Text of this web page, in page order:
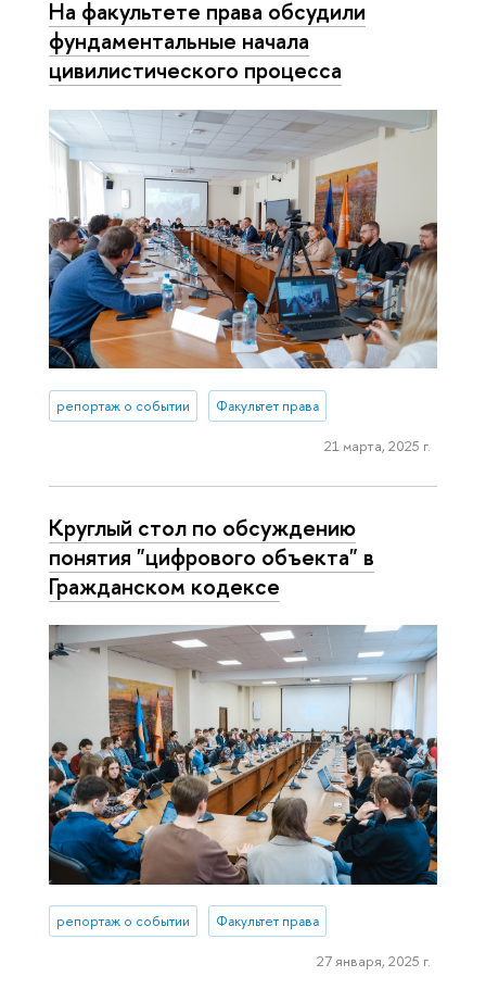
На факультете права обсудили
фундаментальные начала
цивилистического процесса
репортаж о событии Факультет права
21 марта, 2025 г.
Круглый стол по обсуждению
понятия "цифрового объекта" в
Гражданском кодексе
репортаж о событии Факультет права
27 января, 2025 г.